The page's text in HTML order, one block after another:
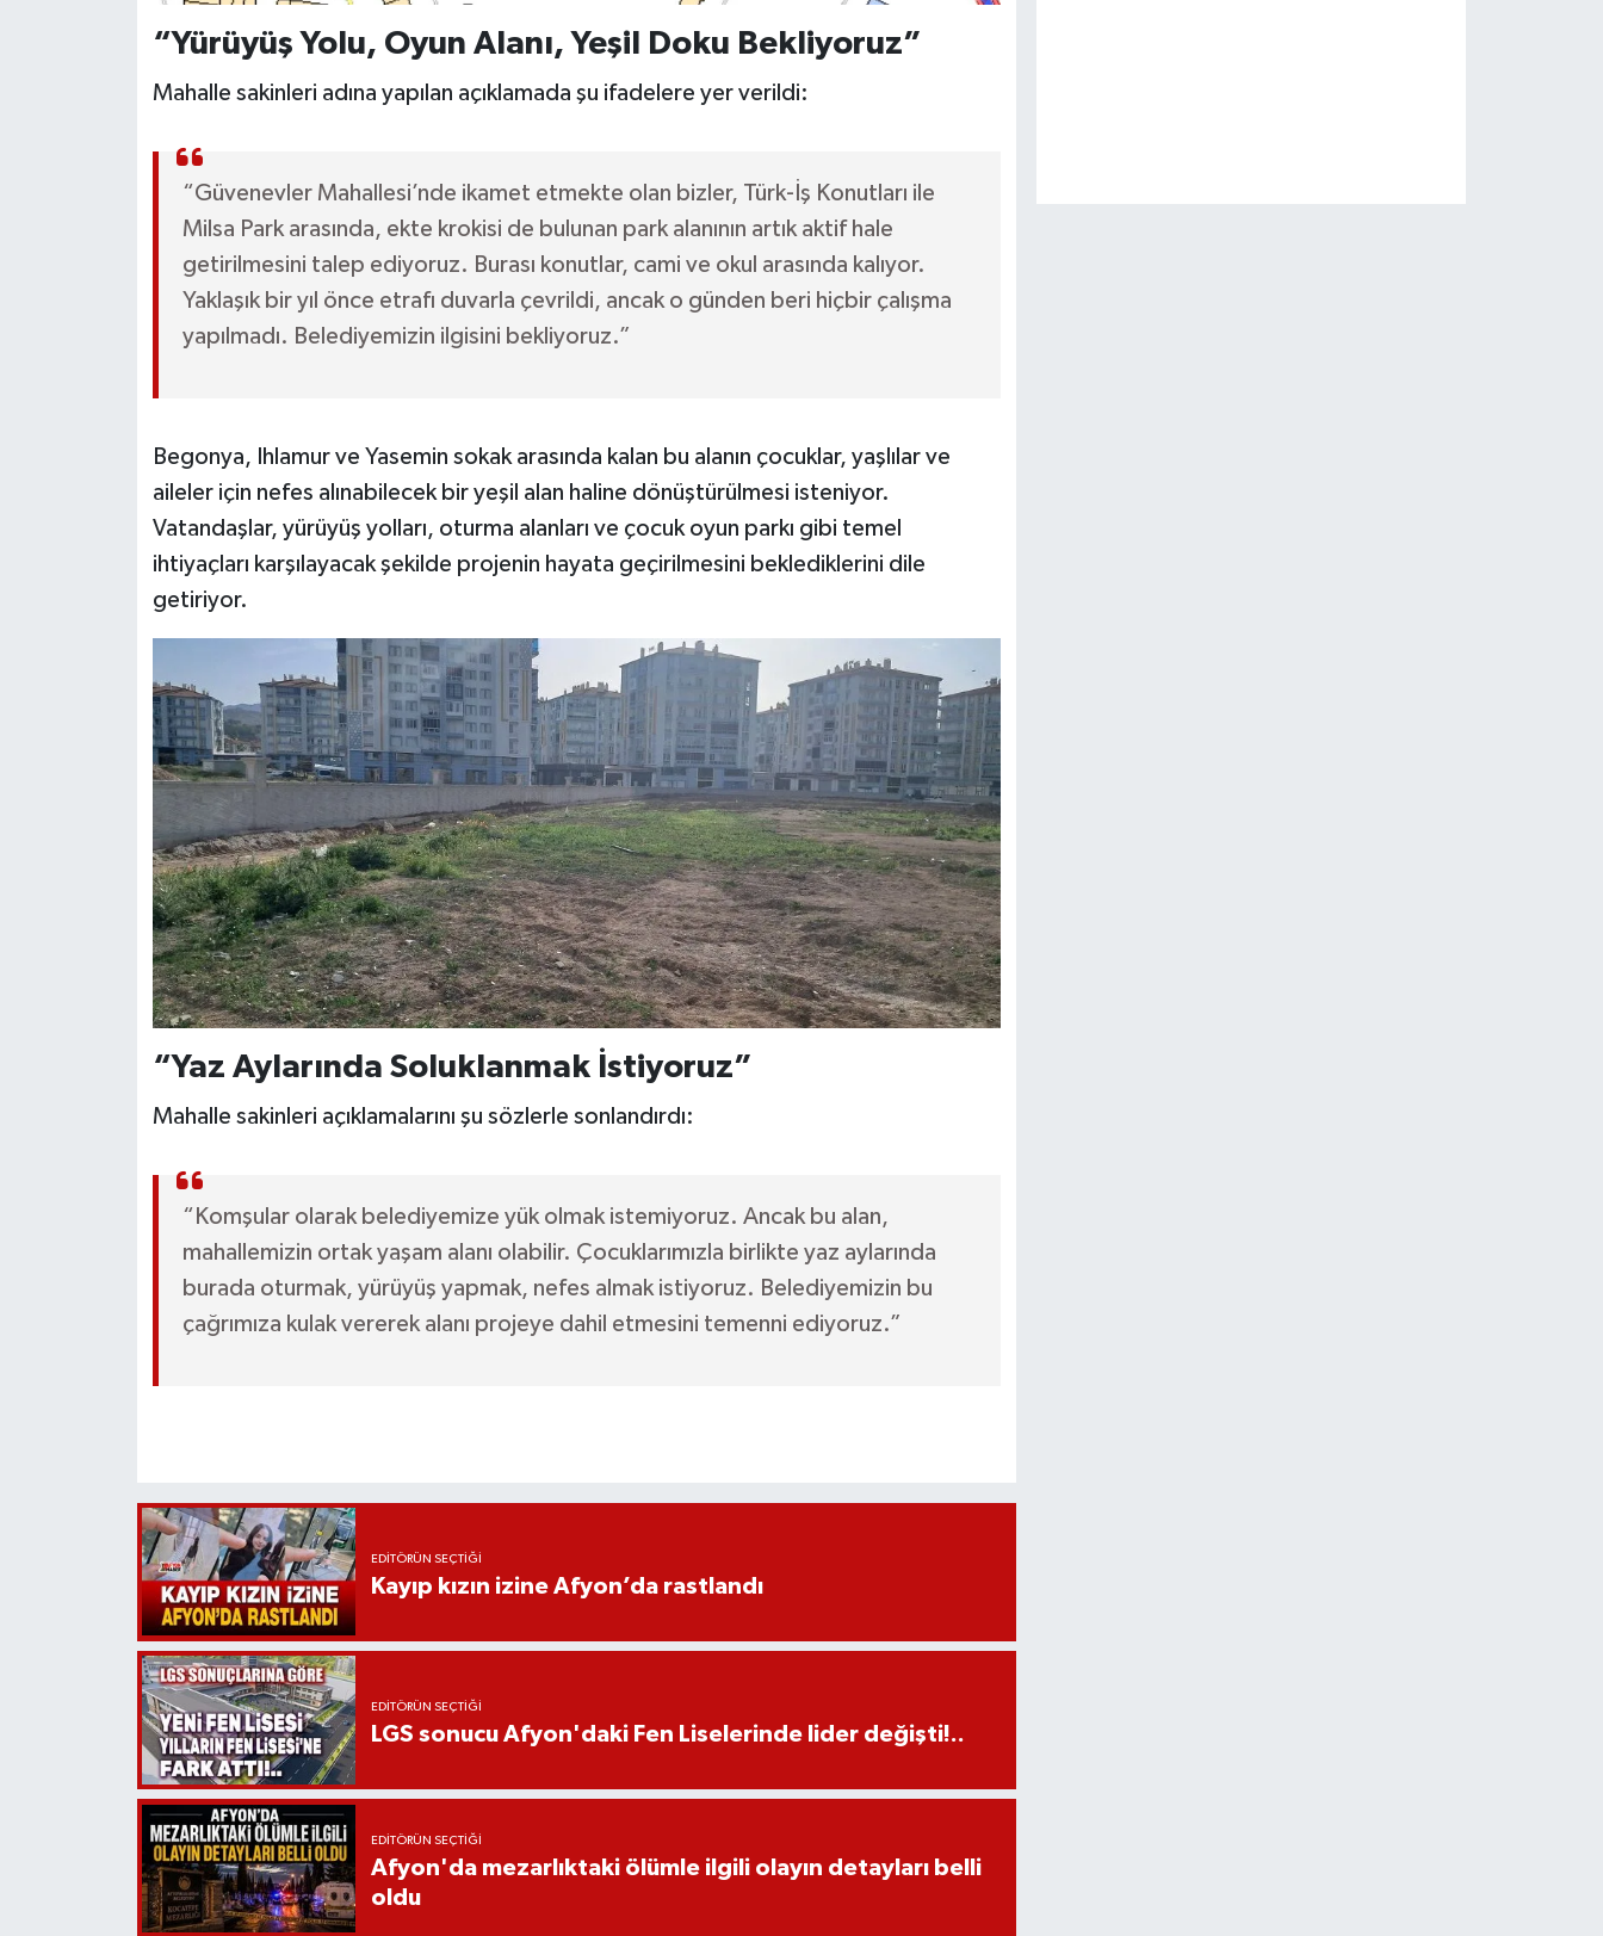
“Yürüyüş Yolu, Oyun Alanı, Yeşil Doku Bekliyoruz”
Mahalle sakinleri adına yapılan açıklamada şu ifadelere yer verildi:
“Güvenevler Mahallesi’nde ikamet etmekte olan bizler, Türk-İş Konutları ile
Milsa Park arasında, ekte krokisi de bulunan park alanının artık aktif hale
getirilmesini talep ediyoruz. Burası konutlar, cami ve okul arasında kalıyor.
Yaklaşık bir yıl önce etrafı duvarla çevrildi, ancak o günden beri hiçbir çalışma
yapılmadı. Belediyemizin ilgisini bekliyoruz.”
Begonya, Ihlamur ve Yasemin sokak arasında kalan bu alanın çocuklar, yaşlılar ve
aileler için nefes alınabilecek bir yeşil alan haline dönüştürülmesi isteniyor.
Vatandaşlar, yürüyüş yolları, oturma alanları ve çocuk oyun parkı gibi temel
ihtiyaçları karşılayacak şekilde projenin hayata geçirilmesini beklediklerini dile
getiriyor.
“Yaz Aylarında Soluklanmak İstiyoruz”
Mahalle sakinleri açıklamalarını şu sözlerle sonlandırdı:
“Komşular olarak belediyemize yük olmak istemiyoruz. Ancak bu alan,
mahallemizin ortak yaşam alanı olabilir. Çocuklarımızla birlikte yaz aylarında
burada oturmak, yürüyüş yapmak, nefes almak istiyoruz. Belediyemizin bu
çağrımıza kulak vererek alanı projeye dahil etmesini temenni ediyoruz.”
EDITÖRÜN SEÇTIĞI
Kayıp kızın izine Afyon’da rastlandı
EDITÖRÜN SEÇTIĞI
LGS sonucu Afyon'daki Fen Liselerinde lider değişti!..
EDITÖRÜN SEÇTIĞI
Afyon'da mezarlıktaki ölümle ilgili olayın detayları belli
oldu